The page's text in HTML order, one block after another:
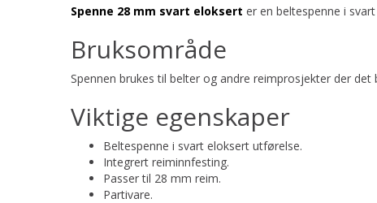
Spenne 28 mm svart eloksert er en beltespenne i
Bruksområde
Spennen brukes til belter og andre reimprosjekter der det
Viktige egenskaper
Beltespenne i svart eloksert utførelse.
Integrert reiminnfesting.
Passer til 28 mm reim.
Partivare.